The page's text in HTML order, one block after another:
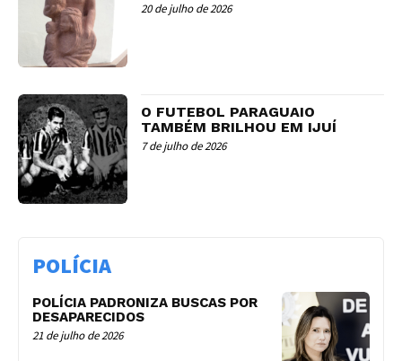
20 de julho de 2026
O FUTEBOL PARAGUAIO
TAMBÉM BRILHOU EM IJUÍ
7 de julho de 2026
POLÍCIA
POLÍCIA PADRONIZA BUSCAS POR
DESAPARECIDOS
21 de julho de 2026